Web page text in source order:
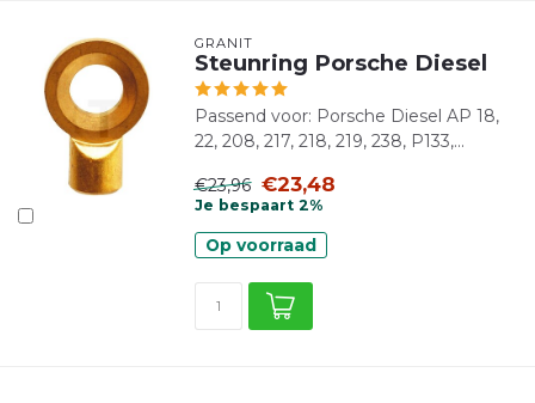
GRANIT
Steunring Porsche Diesel
Passend voor: Porsche Diesel AP 18,
22, 208, 217, 218, 219, 238, P133,...
€23,96 €23,48
Je bespaart 2%
Op voorraad